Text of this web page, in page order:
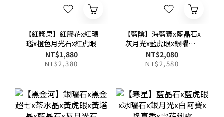
【紅漿果】紅膠花x紅瑪
瑙x橙色月光石x紅虎眼
NT$1,880
NT$2,380
【藍陰】海藍寶x藍晶石x
灰月光x藍虎眼x銀曜石x
青金石
NT$2,080
NT$2,580